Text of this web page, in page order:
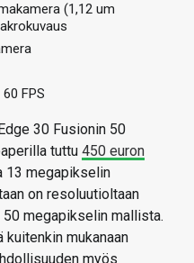
(1,12 um
FPS
30 Fusionin 50
tuttu 450 euron
13 megapikselin
on resoluutioltaan
megapikselin mallista.
mukanaan
myös